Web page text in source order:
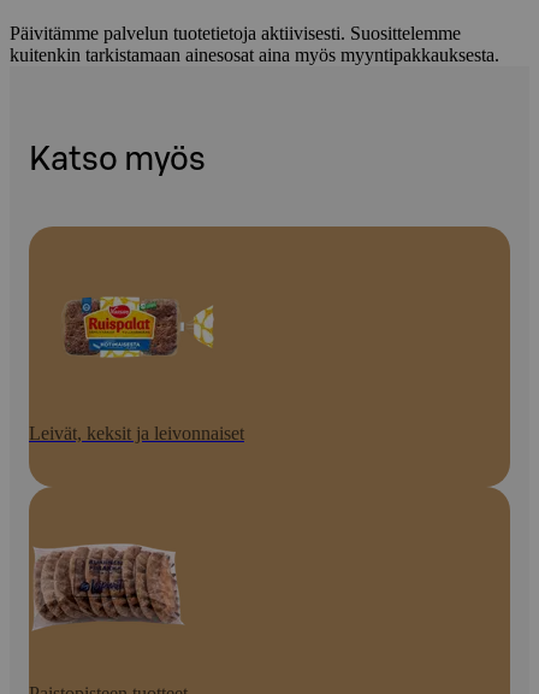
Päivitämme palvelun tuotetietoja aktiivisesti. Suosittelemme
kuitenkin tarkistamaan ainesosat aina myös myyntipakkauksesta.
Katso myös
Leivät, keksit ja leivonnaiset